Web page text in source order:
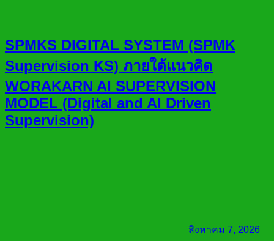
SPMKS DIGITAL SYSTEM (SPMK
Supervision KS) ภายใต้แนวคิด
WORAKARN AI SUPERVISION
MODEL (Digital and AI Driven
Supervision)
สิงหาคม 7, 2026